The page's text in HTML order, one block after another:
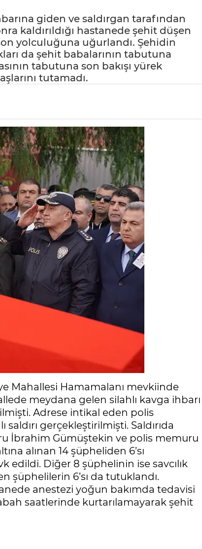
giden ve saldırgan tarafından
kaldırıldığı hastanede şehit düşen
yolculuğuna uğurlandı. Şehidin
da şehit babalarının tabutuna
tabutuna son bakışı yürek
tutamadı.
Mahallesi Hamamalanı mevkiinde
meydana gelen silahlı kavga ihbarı
Adrese intikal eden polis
gerçekleştirilmişti. Saldırıda
İbrahim Gümüştekin ve polis memuru
alınan 14 şüpheliden 6’sı
edildi. Diğer 8 şüphelinin ise savcılık
şüphelilerin 6’sı da tutuklandı.
anestezi yoğun bakımda tedavisi
saatlerinde kurtarılamayarak şehit